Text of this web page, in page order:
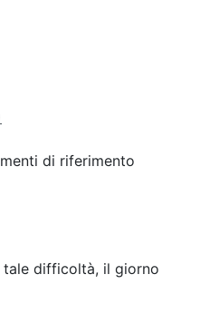
di riferimento
tale difficoltà, il giorno